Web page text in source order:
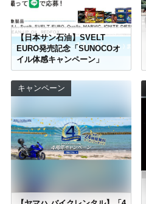
【日本サン石油】SVELT
EURO発売記念「SUNOCOオ
イル体感キャンペーン」
キャンペーン